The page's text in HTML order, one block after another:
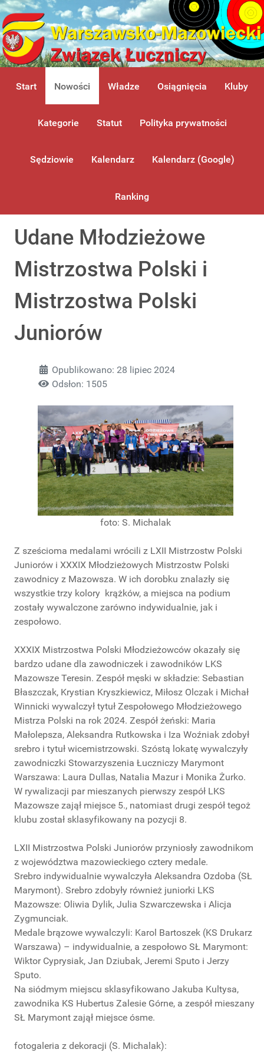
Start Nowości Władze Osiągnięcia Kluby
Kategorie Statut Polityka prywatności
Sędziowie Kalendarz Kalendarz (Google)
Ranking
Udane Młodzieżowe
Mistrzostwa Polski i
Mistrzostwa Polski
Juniorów
Opublikowano: 28 lipiec 2024
Odsłon: 1505
foto: S. Michalak
Z sześcioma medalami wrócili z LXII Mistrzostw Polski
Juniorów i XXXIX Młodzieżowych Mistrzostw Polski
zawodnicy z Mazowsza. W ich dorobku znalazły się
wszystkie trzy kolory krążków, a miejsca na podium
zostały wywalczone zarówno indywidualnie, jak i
zespołowo.
XXXIX Mistrzostwa Polski Młodzieżowców okazały się
bardzo udane dla zawodniczek i zawodników LKS
Mazowsze Teresin. Zespół męski w składzie: Sebastian
Błaszczak, Krystian Kryszkiewicz, Miłosz Olczak i Michał
Winnicki wywalczył tytuł Zespołowego Młodzieżowego
Mistrza Polski na rok 2024. Zespół żeński: Maria
Małolepsza, Aleksandra Rutkowska i Iza Woźniak zdobył
srebro i tytuł wicemistrzowski. Szóstą lokatę wywalczyły
zawodniczki Stowarzyszenia Łuczniczy Marymont
Warszawa: Laura Dullas, Natalia Mazur i Monika Żurko.
W rywalizacji par mieszanych pierwszy zespół LKS
Mazowsze zajął miejsce 5., natomiast drugi zespół tegoż
klubu został sklasyfikowany na pozycji 8.
LXII Mistrzostwa Polski Juniorów przyniosły zawodnikom
z województwa mazowieckiego cztery medale.
Srebro indywidualnie wywalczyła Aleksandra Ozdoba (SŁ
Marymont). Srebro zdobyły również juniorki LKS
Mazowsze: Oliwia Dylik, Julia Szwarczewska i Alicja
Zygmunciak.
Medale brązowe wywalczyli: Karol Bartoszek (KS Drukarz
Warszawa) – indywidualnie, a zespołowo SŁ Marymont:
Wiktor Cyprysiak, Jan Dziubak, Jeremi Sputo i Jerzy
Sputo.
Na siódmym miejscu sklasyfikowano Jakuba Kultysa,
zawodnika KS Hubertus Zalesie Górne, a zespół mieszany
SŁ Marymont zajął miejsce ósme.
fotogaleria z dekoracji (S. Michalak):